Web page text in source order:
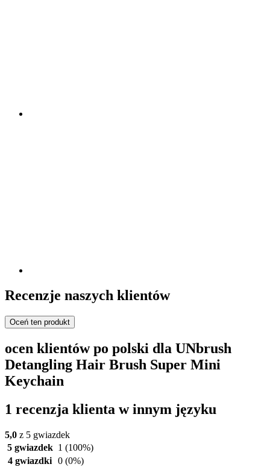
Recenzje naszych klientów
Oceń ten produkt
ocen klientów po polski dla UNbrush
Detangling Hair Brush Super Mini
Keychain
1 recenzja klienta w innym języku
5,0 z 5 gwiazdek
5 gwiazdek 1 (100%)
4 gwiazdki 0 (0%)